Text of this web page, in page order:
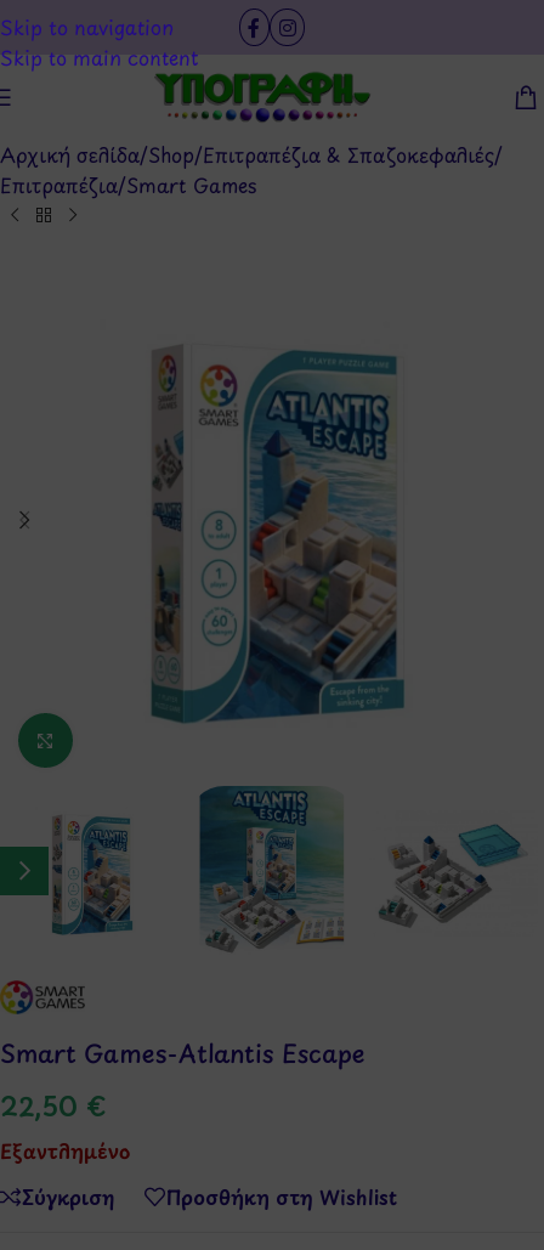
Skip to navigation
Skip to main content
Αρχική σελίδα/Shop/Επιτραπέζια & Σπαζοκεφαλιές/
Επιτραπέζια/Smart Games
Κάντε κλικ για μεγέθυνση
Smart Games-Atlantis Escape
22,50 €
Εξαντλημένο
Σύγκριση
Προσθήκη στη Wishlist